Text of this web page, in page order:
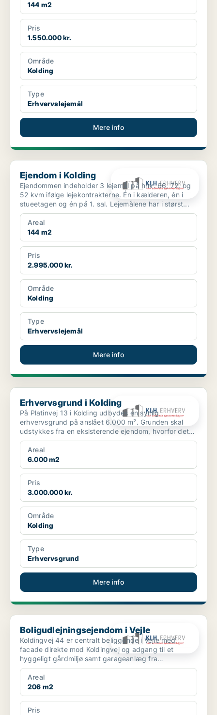
144 m2
Pris
1.550.000 kr.
Område
Kolding
Type
Erhvervslejemål
Mere info
Ejendom i Kolding
Ejendom i Kolding
Ejendommen indeholder 3 lejemål på hhv. 66, 72, og
52 kvm ifølge lejekontrakterne. Én i kælderen, én i
stueetagen og én på 1. sal. Lejemålene har i størst...
Areal
144 m2
Pris
2.995.000 kr.
Område
Kolding
Type
Erhvervslejemål
Mere info
Erhvervsgrund i Kolding
Erhvervsgrund i Kolding
På Platinvej 13 i Kolding udbydes en synlig
erhvervsgrund på anslået 6.000 m². Grunden skal
udstykkes fra en eksisterende ejendom, hvorfor det
endelige grund...
Areal
6.000 m2
Pris
3.000.000 kr.
Område
Kolding
Type
Erhvervsgrund
Mere info
Boligudlejningsejendom i Vejle
Boligudlejningsejendom i Vejle
Koldingvej 44 er centralt beliggende i Vejle med
facade direkte mod Koldingvej og adgang til et
hyggeligt gårdmiljø samt garageanlæg fra
Bleggaardsgade. Ejen...
Areal
206 m2
Pris